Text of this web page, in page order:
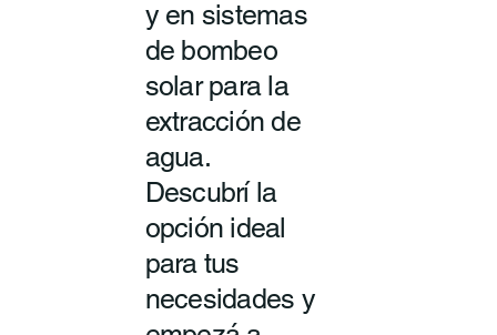
y en sistemas
de bombeo
solar para la
extracción de
agua.
Descubrí la
opción ideal
para tus
necesidades y